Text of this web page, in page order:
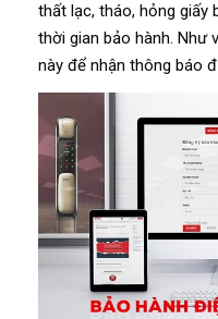
thất lạc, tháo, hỏng giấy
thời gian bảo hành. Như
này để nhận thông báo